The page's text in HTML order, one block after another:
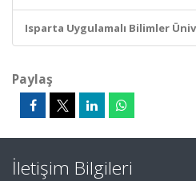
Isparta Uygulamalı Bilimler
Paylaş
İletişim Bilgileri